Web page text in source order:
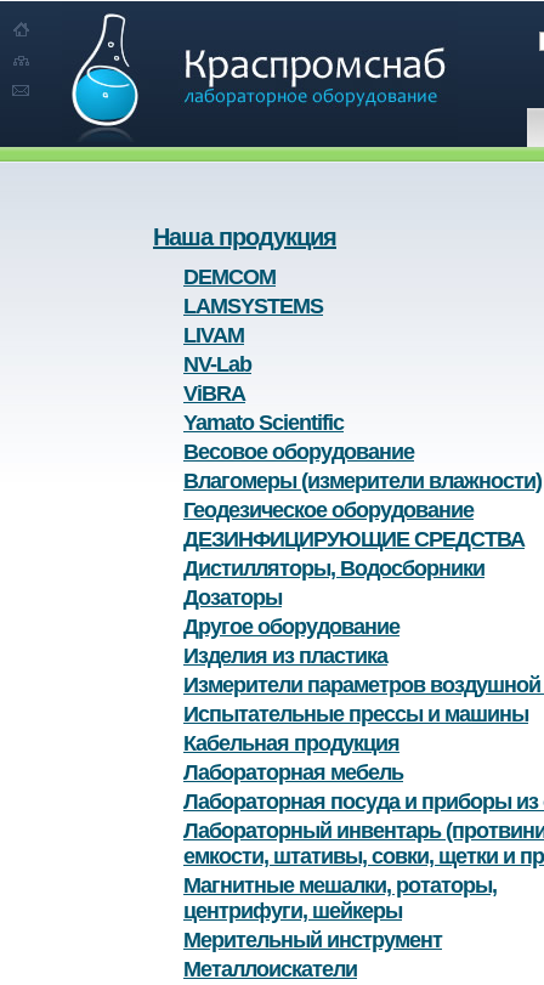
Наша продукция
DEMCOM
LAMSYSTEMS
LIVAM
NV-Lab
ViBRA
Yamato Scientific
Весовое оборудование
Влагомеры (измерители влажности)
Геодезическое оборудование
ДЕЗИНФИЦИРУЮЩИЕ СРЕДСТВА
Дистилляторы, Водосборники
Дозаторы
Другое оборудование
Изделия из пластика
Измерители параметров
Испытательные прессы и машины
Кабельная продукция
Лабораторная мебель
Лабораторная посуда и приборы из
Лабораторный инвентарь
емкости, штативы, совки, щетки и
Магнитные мешалки, ротаторы,
центрифуги, шейкеры
Мерительный инструмент
Металлоискатели